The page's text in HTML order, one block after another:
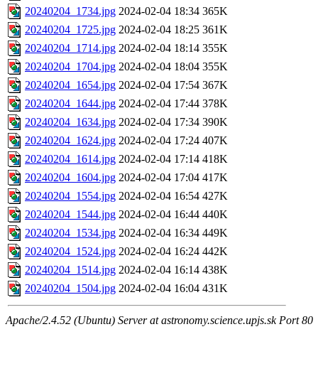
20240204_1734.jpg 2024-02-04 18:34 365K
20240204_1725.jpg 2024-02-04 18:25 361K
20240204_1714.jpg 2024-02-04 18:14 355K
20240204_1704.jpg 2024-02-04 18:04 355K
20240204_1654.jpg 2024-02-04 17:54 367K
20240204_1644.jpg 2024-02-04 17:44 378K
20240204_1634.jpg 2024-02-04 17:34 390K
20240204_1624.jpg 2024-02-04 17:24 407K
20240204_1614.jpg 2024-02-04 17:14 418K
20240204_1604.jpg 2024-02-04 17:04 417K
20240204_1554.jpg 2024-02-04 16:54 427K
20240204_1544.jpg 2024-02-04 16:44 440K
20240204_1534.jpg 2024-02-04 16:34 449K
20240204_1524.jpg 2024-02-04 16:24 442K
20240204_1514.jpg 2024-02-04 16:14 438K
20240204_1504.jpg 2024-02-04 16:04 431K
Apache/2.4.52 (Ubuntu) Server at astronomy.science.upjs.sk Port 80